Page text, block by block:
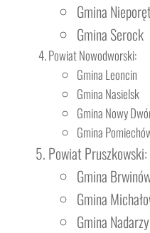
Gmina Nieporęt
Gmina Serock
Powiat Nowodworski:
Gmina Leoncin
Gmina Nasielsk
Gmina Nowy
Gmina
Powiat Pruszkowski:
Gmina
Gmina
Gmina